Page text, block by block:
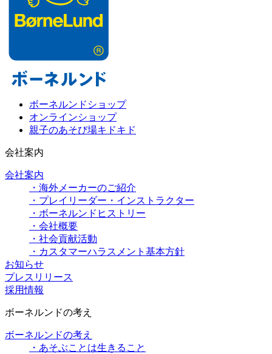
ボーネルンドショップ
オンラインショップ
親子のあそび場キドキド
会社案内
会社案内
・海外メーカーのご紹介
・プレイリーダー・インストラクター
・ボーネルンドヒストリー
・会社概要
・社会貢献活動
・カスタマーハラスメント基本方針
お知らせ
プレスリリース
採用情報
ボーネルンドの考え
ボーネルンドの考え
・あそぶことは生きること